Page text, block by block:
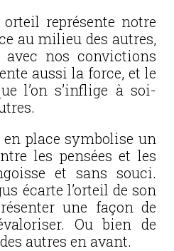
représente notre
au milieu des autres,
avec nos convictions
aussi la force, et le
l’on s’inflige à soi-
place symbolise un
les pensées et les
et sans souci.
écarte l’orteil de son
une façon de
Ou bien de
autres en avant.